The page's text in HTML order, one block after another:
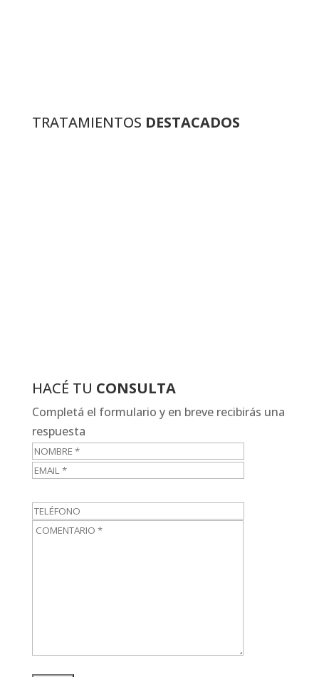
TRATAMIENTOS DESTACADOS
HACÉ TU CONSULTA
Completá el formulario y en breve recibirás una
respuesta